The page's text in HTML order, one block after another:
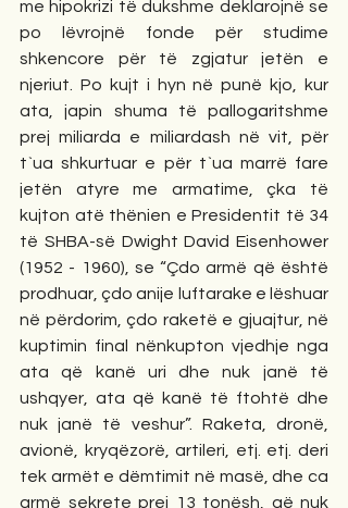
me hipokrizi të dukshme deklarojnë se
po lëvrojnë fonde për studime
shkencore për të zgjatur jetën e
njeriut. Po kujt i hyn në punë kjo, kur
ata, japin shuma të pallogaritshme
prej miliarda e miliardash në vit, për
t`ua shkurtuar e për t`ua marrë fare
jetën atyre me armatime, çka të
kujton atë thënien e Presidentit të 34
të SHBA-së Dwight David Eisenhower
(1952 - 1960), se “Çdo armë që është
prodhuar, çdo anije luftarake e lëshuar
në përdorim, çdo raketë e gjuajtur, në
kuptimin final nënkupton vjedhje nga
ata që kanë uri dhe nuk janë të
ushqyer, ata që kanë të ftohtë dhe
nuk janë të veshur”. Raketa, dronë,
avionë, kryqëzorë, artileri, etj. etj. deri
tek armët e dëmtimit në masë, dhe ca
armë sekrete prej 13 tonësh, që nuk